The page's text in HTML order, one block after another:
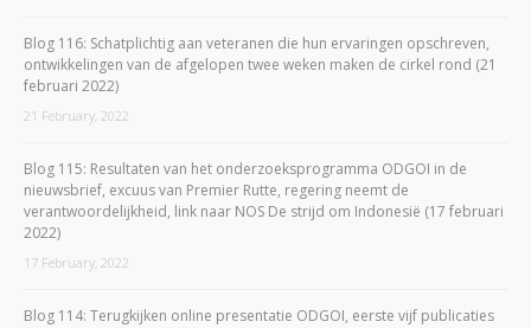
Blog 116: Schatplichtig aan veteranen die hun ervaringen opschreven,
ontwikkelingen van de afgelopen twee weken maken de cirkel rond (21
februari 2022)
21 February, 2022
Blog 115: Resultaten van het onderzoeksprogramma ODGOI in de
nieuwsbrief, excuus van Premier Rutte, regering neemt de
verantwoordelijkheid, link naar NOS De strijd om Indonesië (17 februari
2022)
17 February, 2022
Blog 114: Terugkijken online presentatie ODGOI, eerste vijf publicaties